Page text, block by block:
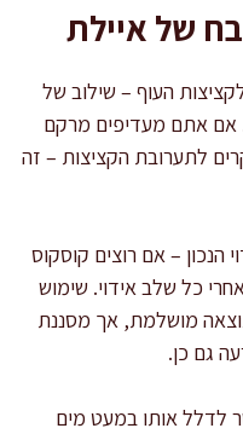
של איילת
העוף – שילוב של
אם אתם מעדיפים מרקם
לתערובת הקציצות – זה
– אם רוצים קוסקוס
כל שלב אידוי. שימוש
מושלמת, אך מסננת
גם כן.
לדלל אותו במעט מים